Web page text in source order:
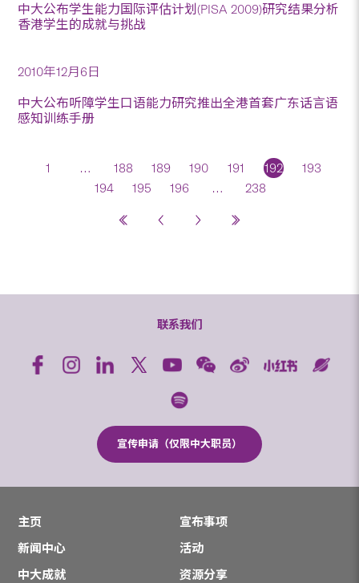
中大公布学生能力国际评估计划(PISA 2009)研究结果分析
香港学生的成就与挑战
2010年12月6日
中大公布听障学生口语能力研究推出全港首套广东话言语
感知训练手册
1 … 188 189 190 191 192
193
194
195 196 … 238
联系我们
宣传申请（仅限中大职员）
主页
宣布事项
新闻中心
活动
中大成就
资源分享